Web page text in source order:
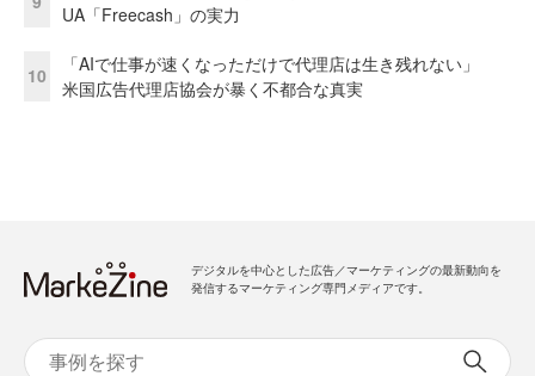
UA「Freecash」の実力
10
「AIで仕事が速くなっただけで代理店は生き残れない」
米国広告代理店協会が暴く不都合な真実
デジタルを中心とした広告／マーケティングの最新動向を
発信するマーケティング専門メディアです。